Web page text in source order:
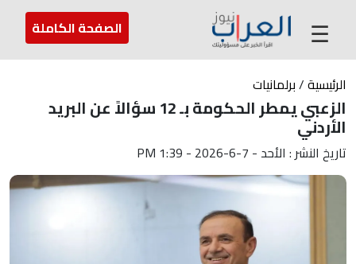
عن العراب ارسل لنا ☰ الصفحة الكاملة
الرئيسية/برلمانيات
الزعبي يمطر الحكومة بـ 12 سؤالاً عن البريد
الأردني
تاريخ النشر : الأحد - 7-6-2026 - 1:39 PM